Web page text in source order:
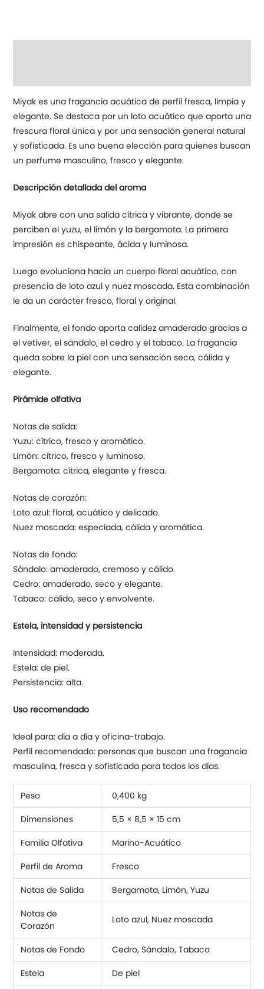
Miyak es una fragancia acuática de perfil fresca, limpia y
elegante. Se destaca por un loto acuático que aporta una
frescura floral única y por una sensación general natural
y sofisticada. Es una buena elección para quienes buscan
un perfume masculino, fresco y elegante.
Descripción detallada del aroma
Miyak abre con una salida cítrica y vibrante, donde se
perciben el yuzu, el limón y la bergamota. La primera
impresión es chispeante, ácida y luminosa.
Luego evoluciona hacia un cuerpo floral acuático, con
presencia de loto azul y nuez moscada. Esta combinación
le da un carácter fresco, floral y original.
Finalmente, el fondo aporta calidez amaderada gracias a
el vetiver, el sándalo, el cedro y el tabaco. La fragancia
queda sobre la piel con una sensación seca, cálida y
elegante.
Pirámide olfativa
Notas de salida:
Yuzu: cítrico, fresco y aromático.
Limón: cítrico, fresco y luminoso.
Bergamota: cítrica, elegante y fresca.
Notas de corazón:
Loto azul: floral, acuático y delicado.
Nuez moscada: especiada, cálida y aromática.
Notas de fondo:
Sándalo: amaderado, cremoso y cálido.
Cedro: amaderado, seco y elegante.
Tabaco: cálido, seco y envolvente.
Estela, intensidad y persistencia
Intensidad: moderada.
Estela: de piel.
Persistencia: alta.
Uso recomendado
Ideal para: día a día y oficina-trabajo.
Perfil recomendado: personas que buscan una fragancia
masculina, fresca y sofisticada para todos los días.
Peso
0,400 kg
Dimensiones
5,5 × 8,5 × 15 cm
Familia Olfativa
Marino-Acuático
Perfil de Aroma
Fresco
Notas de Salida
Bergamota, Limón, Yuzu
Notas de
Corazón
Loto azul, Nuez moscada
Notas de Fondo
Cedro, Sándalo, Tabaco
Estela
De piel